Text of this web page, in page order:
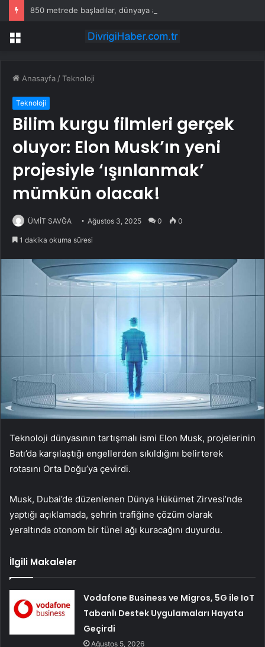
Menü
Anasayfa /Teknoloji
Teknoloji
Bilim kurgu filmleri gerçek
oluyor: Elon Musk’ın yeni
projesiyle ‘ışınlanmak’
mümkün olacak!
ÜMİT SAVĞA Ağustos 3, 2025 0 0
1 dakika okuma süresi
Teknoloji dünyasının tartışmalı ismi Elon Musk, projelerinin
Batı’da karşılaştığı engellerden sıkıldığını belirterek
rotasını Orta Doğu’ya çevirdi.
Musk, Dubai’de düzenlenen Dünya Hükümet Zirvesi’nde
yaptığı açıklamada, şehrin trafiğine çözüm olarak
yeraltında otonom bir tünel ağı kuracağını duyurdu.
İlgili Makaleler
Vodafone Business ve Migros, 5G ile IoT
Tabanlı Destek Uygulamaları Hayata
Geçirdi
Ağustos 5, 2026